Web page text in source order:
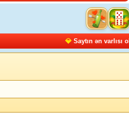
💎 Saytın ən varlısı ol